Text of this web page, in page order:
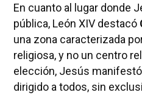
En cuanto al lugar donde
pública, León XIV destacó
una zona caracterizada
religiosa, y no un centro
elección, Jesús
dirigido a todos, sin